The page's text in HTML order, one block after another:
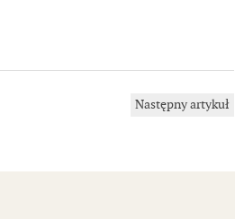
Następny artykuł